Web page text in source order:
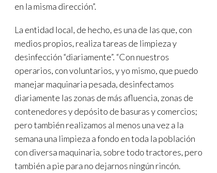
en la misma dirección”.
La entidad local, de hecho, es una de las que, con
medios propios, realiza tareas de limpieza y
desinfección “diariamente”. “Con nuestros
operarios, con voluntarios, y yo mismo, que puedo
manejar maquinaria pesada, desinfectamos
diariamente las zonas de más afluencia, zonas de
contenedores y depósito de basuras y comercios;
pero también realizamos al menos una vez a la
semana una limpieza a fondo en toda la población
con diversa maquinaria, sobre todo tractores, pero
también a pie para no dejarnos ningún rincón.